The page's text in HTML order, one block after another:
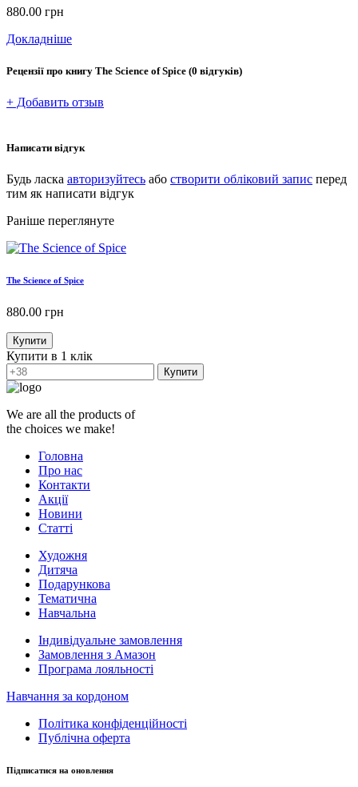
880.00 грн
Докладніше
Рецензії про книгу The Science of Spice (0 відгуків)
+ Добавить отзыв
Написати відгук
Будь ласка авторизуйтесь або створити обліковий запис перед
тим як написати відгук
Раніше переглянуте
The Science of Spice
880.00 грн
Купити
Купити в 1 клік
Купити
We are all the products of
the choices we make!
Головна
Про нас
Контакти
Акції
Новини
Статті
Художня
Дитяча
Подарункова
Тематична
Навчальна
Індивідуальне замовлення
Замовлення з Амазон
Програма лояльності
Навчання за кордоном
Політика конфіденційності
Публічна оферта
Підписатися на оновлення